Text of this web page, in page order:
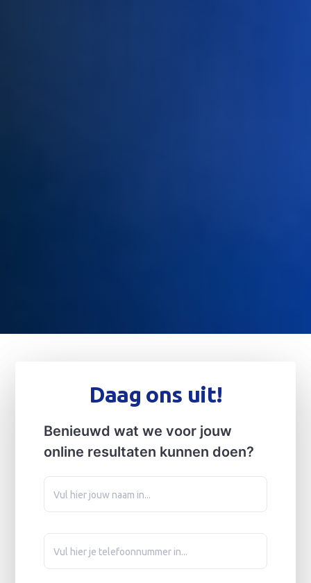
Daag ons uit!
Benieuwd wat we voor jouw
online resultaten kunnen doen?